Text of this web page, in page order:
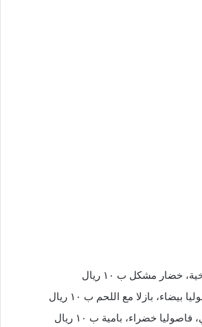
خضار مشكل ب ١٠ ريال
بيضاء، بازلا مع اللحم ب ١٠ ريال
خضراء، بامية ب ١٠ ريال